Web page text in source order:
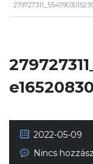
2022-05-09
Nincs